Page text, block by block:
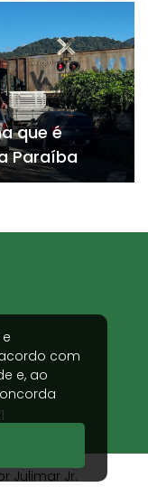
que é
Paraíba
com
e, ao
Julimar Jr.